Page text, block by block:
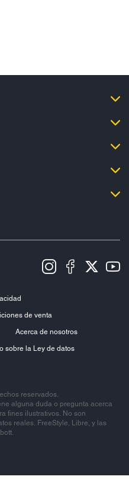
de venta
Acerca de nosotros
sobre la Ley de datos
reservados.
alguna duda o pregunta acerca
fines ilustrativos. No son
reales. FreeStyle, Libre, y las